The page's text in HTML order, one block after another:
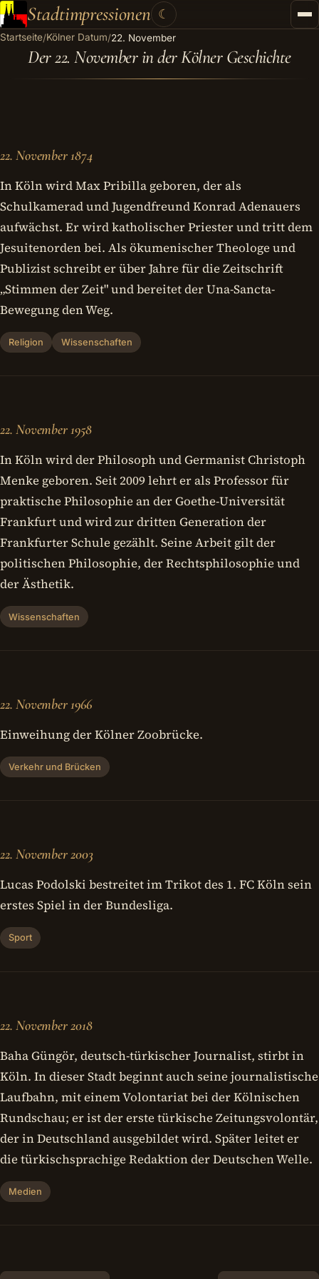
Stadtimpressionen
Startseite
Stadtführungen
Kontakt
Kategorien▾
☾
Startseite/Kölner Datum/22. November
Der 22. November in der Kölner Geschichte
22. November 1874
In Köln wird Max Pribilla geboren, der als
Schulkamerad und Jugendfreund Konrad Adenauers
aufwächst. Er wird katholischer Priester und tritt dem
Jesuitenorden bei. Als ökumenischer Theologe und
Publizist schreibt er über Jahre für die Zeitschrift
„Stimmen der Zeit" und bereitet der Una-Sancta-
Bewegung den Weg.
Religion Wissenschaften
22. November 1958
In Köln wird der Philosoph und Germanist Christoph
Menke geboren. Seit 2009 lehrt er als Professor für
praktische Philosophie an der Goethe-Universität
Frankfurt und wird zur dritten Generation der
Frankfurter Schule gezählt. Seine Arbeit gilt der
politischen Philosophie, der Rechtsphilosophie und
der Ästhetik.
Wissenschaften
22. November 1966
Einweihung der Kölner Zoobrücke.
Verkehr und Brücken
22. November 2003
Lucas Podolski bestreitet im Trikot des 1. FC Köln sein
erstes Spiel in der Bundesliga.
Sport
22. November 2018
Baha Güngör, deutsch-türkischer Journalist, stirbt in
Köln. In dieser Stadt beginnt auch seine journalistische
Laufbahn, mit einem Volontariat bei der Kölnischen
Rundschau; er ist der erste türkische Zeitungsvolontär,
der in Deutschland ausgebildet wird. Später leitet er
die türkischsprachige Redaktion der Deutschen Welle.
Medien